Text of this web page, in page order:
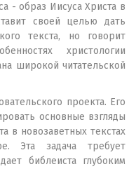
- образ Иисуса Христа в
своей целью дать
текста, но говорит
христологии
широкой читательской
проекта. Его
основные взгляды
в новозаветных текстах
Эта задача требует
библеиста глубоким